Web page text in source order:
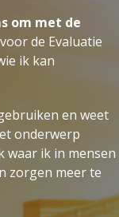
om met de
de Evaluatie
ik kan
en weet
onderwerp
waar ik in mensen
zorgen meer te